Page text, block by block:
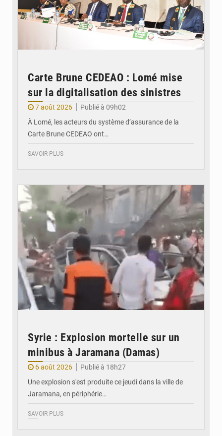
Carte Brune CEDEAO : Lomé mise
sur la digitalisation des sinistres
7 août 2026
Publié à 09h02
À Lomé, les acteurs du système d’assurance de la
Carte Brune CEDEAO ont…
SAVOIR PLUS
Syrie : Explosion mortelle sur un
minibus à Jaramana (Damas)
6 août 2026
Publié à 18h27
Une explosion s'est produite ce jeudi dans la ville de
Jaramana, en périphérie…
SAVOIR PLUS